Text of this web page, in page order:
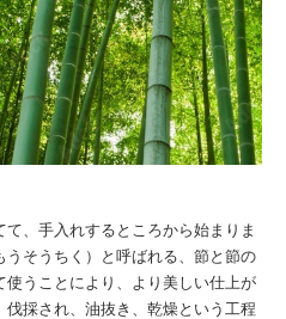
、手入れするところから始まりま
そうちく）と呼ばれる、節と節の
うことにより、より美しい仕上が
採され、油抜き、乾燥という工程